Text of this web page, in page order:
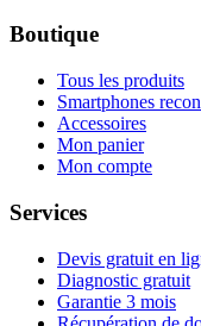
Boutique
Tous les produits
Smartphones
Accessoires
Mon panier
Mon compte
Services
Devis gratuit en
Diagnostic gratuit
Garantie 3 mois